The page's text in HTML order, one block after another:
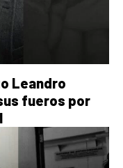
Leandro
fueros por